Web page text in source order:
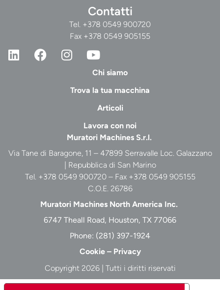
Muratori Machines S.r.l.
Via Tane di Baragone, 11 – 47899 Serravalle Loc. Galazzano
| Repubblica di San Marino
Tel. +378 0549 900720 – Fax +378 0549 905155
C.O.E. 26786
Muratori Machines North America Inc.
6747 Theall Road, Houston, TX 77066
Phone: (281) 397-1924
Cookie– Privacy
Chi siamo
Trova la tua macchina
Articoli
Lavora con noi
Contatti
Tel. +378 0549 900720
Fax +378 0549 905155
Copyright 2026 | Tutti i diritti riservati